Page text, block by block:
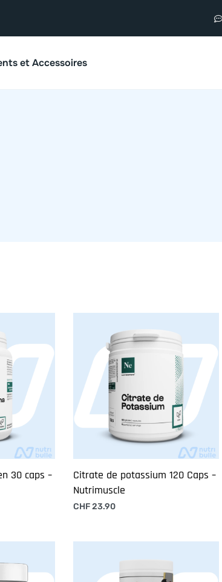
et Accessoires
30 caps –
Citrate de potassium 120 Caps –
Nutrimuscle
CHF23.90